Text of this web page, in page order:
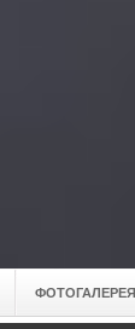
ФОТОГАЛЕРЕЯ